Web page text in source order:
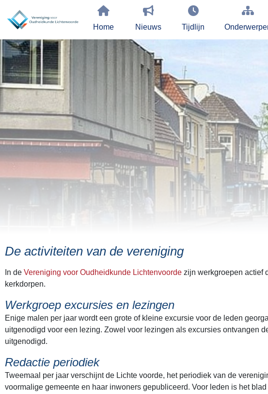
Home Nieuws Tijdlijn
De activiteiten van de vereniging
In de Vereniging voor Oudheidkunde Lichtenvoorde zijn werkgroepen actief
kerkdorpen.
Werkgroep excursies en lezingen
Enige malen per jaar wordt een grote of kleine excursie voor de leden
uitgenodigd voor een lezing. Zowel voor lezingen als excursies ontvangen
uitgenodigd.
Redactie periodiek
Tweemaal per jaar verschijnt de Lichte voorde, het periodiek van de
voormalige gemeente en haar inwoners gepubliceerd. Voor leden is het